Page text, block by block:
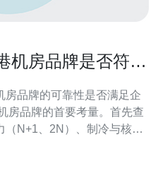
机房品牌是否符合
房品牌的可靠性是否满足企
房品牌的首要考量。首先查
（N+1、2N）、制冷与核心
（uptime）、故障记录、以